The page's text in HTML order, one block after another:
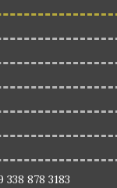
878 3183